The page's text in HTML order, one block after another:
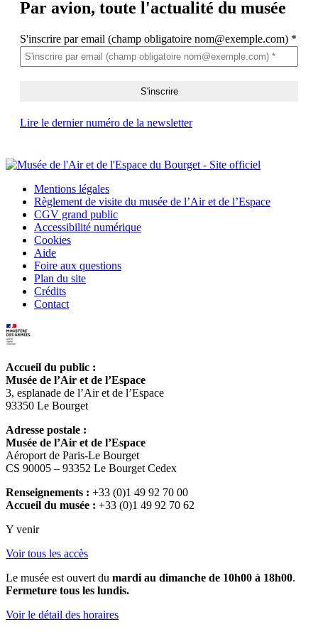
Par avion, toute l'actualité du musée
S'inscrire par email (champ obligatoire nom@exemple.com) *
Lire le dernier numéro de la newsletter
Mentions légales
Règlement de visite du musée de l’Air et de l’Espace
CGV grand public
Accessibilité numérique
Cookies
Aide
Foire aux questions
Plan du site
Crédits
Contact
Accueil du public :
Musée de l’Air et de l’Espace
3, esplanade de l’Air et de l’Espace
93350 Le Bourget
Adresse postale :
Musée de l’Air et de l’Espace
Aéroport de Paris-Le Bourget
CS 90005 – 93352 Le Bourget Cedex
Renseignements : +33 (0)1 49 92 70 00
Accueil du musée : +33 (0)1 49 92 70 62
Y venir
Voir tous les accès
Le musée est ouvert du mardi au dimanche de 10h00 à 18h00.
Fermeture tous les lundis.
Voir le détail des horaires